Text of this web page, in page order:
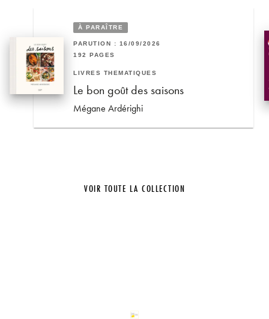
À PARAÎTRE
PARUTION : 16/09/2026
192 PAGES
LIVRES THÉMATIQUES
Le bon goût des saisons
Mégane Ardérighi
VOIR TOUTE LA COLLECTION